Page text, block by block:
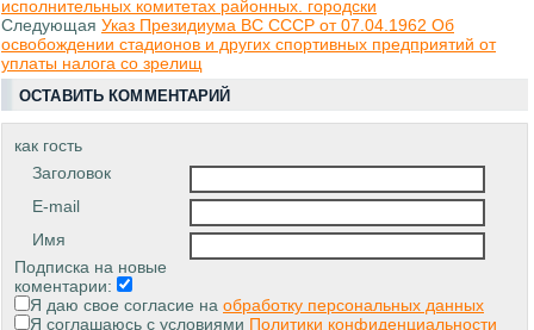
исполнительных комитетах районных. городски
Следующая Указ Президиума ВС СССР от 07.04.1962 Об
освобождении стадионов и других спортивных предприятий от
уплаты налога со зрелищ
ОСТАВИТЬ КОММЕНТАРИЙ
как гость
Заголовок
E-mail
Имя
Подписка на новые
коментарии:
Я даю свое согласие на обработку персональных данных
Я соглашаюсь с условиями Политики конфиденциальности